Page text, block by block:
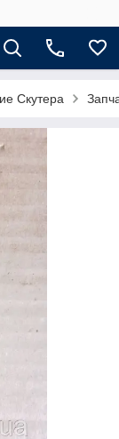
Скутера